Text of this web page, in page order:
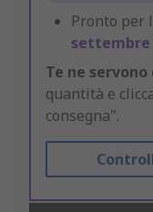
Pronto per
settembre
Te ne servono
quantità e
consegna".